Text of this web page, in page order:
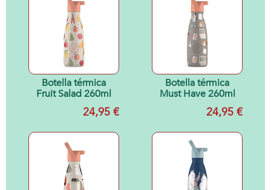
Botella térmica
Fruit Salad 260ml
24,95 €
Botella térmica
Must Have 260ml
24,95 €